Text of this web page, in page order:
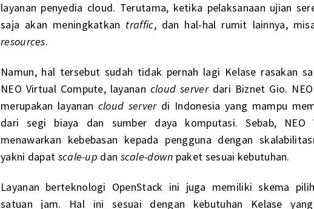
layanan penyedia cloud. Terutama, ketika pelaksanaan ujian
saja akan meningkatkan traffic, dan hal-hal rumit lainnya,
resources.
Namun, hal tersebut sudah tidak pernah lagi Kelase rasakan
NEO Virtual Compute, layanan cloud server dari Biznet Gio.
merupakan layanan cloud server di Indonesia yang mampu
dari segi biaya dan sumber daya komputasi. Sebab, NEO
menawarkan kebebasan kepada pengguna dengan
yakni dapat scale-up dan scale-down paket sesuai kebutuhan.
Layanan berteknologi OpenStack ini juga memiliki skema
satuan jam. Hal ini sesuai dengan kebutuhan Kelase